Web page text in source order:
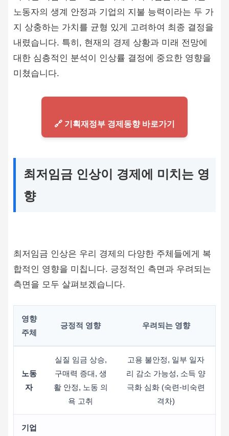
노동자의 생계 안정과 기업의 지불 능력이라는 두 가
지 상충하는 가치를 균형 있게 고려하여 최종 결정을
내렸습니다. 특히, 현재의 경제 상황과 미래 전망에
대한 심층적인 분석이 인상률 결정에 중요한 영향을
미쳤습니다.
🔗 기획재정부 경제동향 바로가기
최저임금 인상이 경제에 미치는 영
향
최저임금 인상은 우리 경제의 다양한 주체들에게 복
합적인 영향을 미칩니다. 긍정적인 측면과 우려되는
측면을 모두 살펴보겠습니다.
영향
주체
긍정적 영향 우려되는 영향
노동
자
실질 임금 상승,
구매력 증대, 생
활 안정, 노동 의
욕 고취
고용 불안정, 일부 일자
리 감소 가능성, 소득 양
극화 심화 (숙련-비숙련
격차)
기업